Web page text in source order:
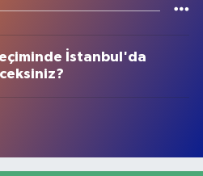
İstanbul'da